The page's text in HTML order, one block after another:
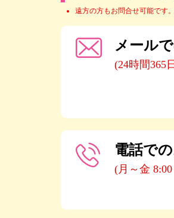
遠方の方もお問合せ可能です
メール
(24時間365
電話で
(月～金